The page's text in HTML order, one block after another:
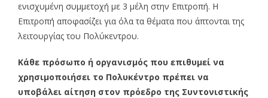
ενισχυμένη συμμετοχή με 3 μέλη στην Επιτροπή. Η
Επιτροπή αποφασίζει για όλα τα θέματα που άπτονται της
λειτουργίας του Πολύκεντρου.
Κάθε πρόσωπο ή οργανισμός που επιθυμεί να
χρησιμοποιήσει το Πολυκέντρο πρέπει να
υποβάλει αίτηση στον πρόεδρο της Συντονιστικής